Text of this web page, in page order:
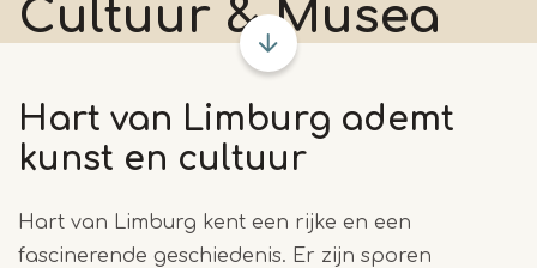
Cultuur & Musea
Hart van Limburg ademt
kunst en cultuur
Hart van Limburg kent een rijke en een
fascinerende geschiedenis. Er zijn sporen